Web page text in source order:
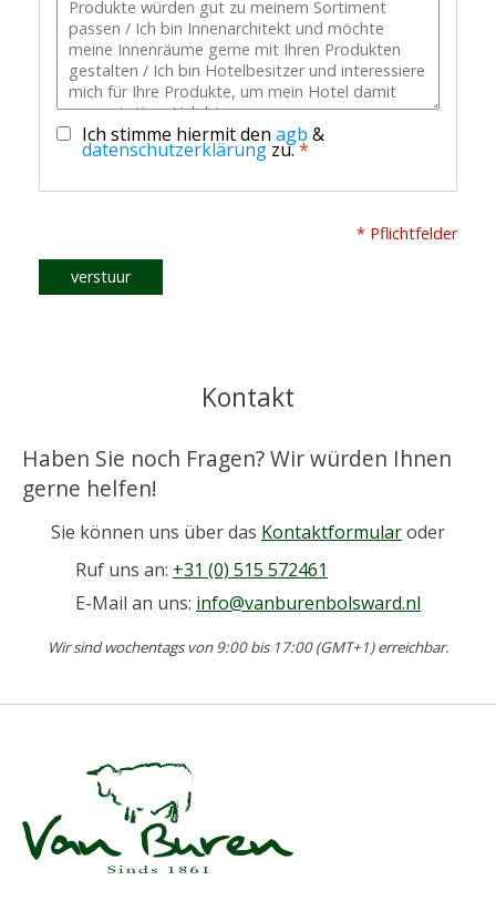
Ich stimme hiermit den agb &
datenschutzerklärung zu.*
* Pflichtfelder
verstuur
Kontakt
Haben Sie noch Fragen? Wir würden Ihnen
gerne helfen!
Sie können uns über das Kontaktformularoder
Ruf uns an: +31 (0) 515 572461
E-Mail an uns: info@vanburenbolsward.nl
Wir sind wochentags von 9:00 bis 17:00 (GMT+1) erreichbar.